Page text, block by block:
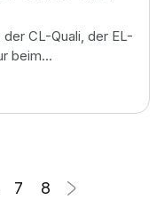
CL-Quali, der EL-
beim...
7 8